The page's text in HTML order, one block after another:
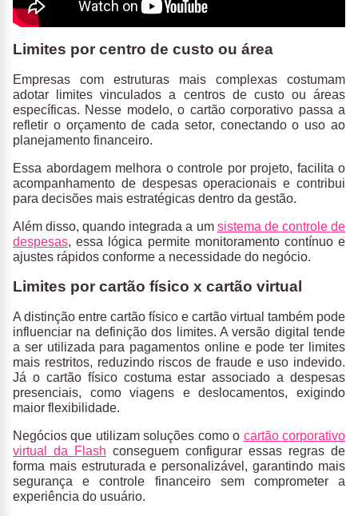
Limites por centro de custo ou área
Empresas com estruturas mais complexas costumam
adotar limites vinculados a centros de custo ou áreas
específicas. Nesse modelo, o cartão corporativo passa a
refletir o orçamento de cada setor, conectando o uso ao
planejamento financeiro.
Essa abordagem melhora o controle por projeto, facilita o
acompanhamento de despesas operacionais e contribui
para decisões mais estratégicas dentro da gestão.
Além disso, quando integrada a um sistema de controle de
despesas, essa lógica permite monitoramento contínuo e
ajustes rápidos conforme a necessidade do negócio.
Limites por cartão físico x cartão virtual
A distinção entre cartão físico e cartão virtual também pode
influenciar na definição dos limites. A versão digital tende
a ser utilizada para pagamentos online e pode ter limites
mais restritos, reduzindo riscos de fraude e uso indevido.
Já o cartão físico costuma estar associado a despesas
presenciais, como viagens e deslocamentos, exigindo
maior flexibilidade.
Negócios que utilizam soluções como o cartão corporativo
virtual da Flash conseguem configurar essas regras de
forma mais estruturada e personalizável, garantindo mais
segurança e controle financeiro sem comprometer a
experiência do usuário.